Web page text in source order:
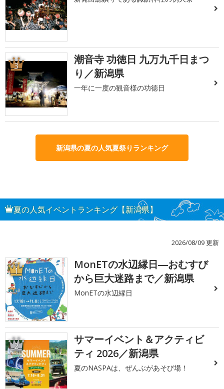
3
潮音寺 功徳日 九万九千日まつ
り／新潟県
一年に一度の観音様の功徳日
新潟県の夏の人気夏祭りランキング
夏の人気イベントランキング【新潟県】
2026/08/09 更新
1
MonETの水辺縁日―おむすび
から巨大迷路まで／新潟県
MonETの水辺縁日
2
サマーイベント＆アクティビ
ティ 2026／新潟県
夏のNASPAは、ぜんぶがあそび場！